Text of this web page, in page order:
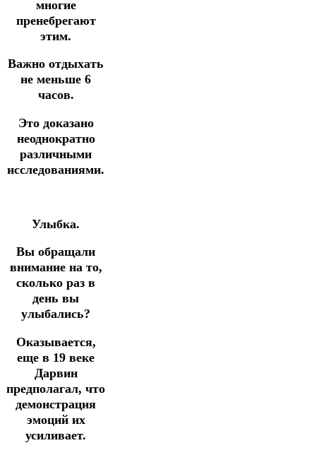
многие
пренебрегают
этим.
Важно отдыхать
не меньше 6
часов.
Это доказано
неоднократно
различными
исследованиями.
Улыбка.
Вы обращали
внимание на то,
сколько раз в
день вы
улыбались?
Оказывается,
еще в 19 веке
Дарвин
предполагал, что
демонстрация
эмоций их
усиливает.